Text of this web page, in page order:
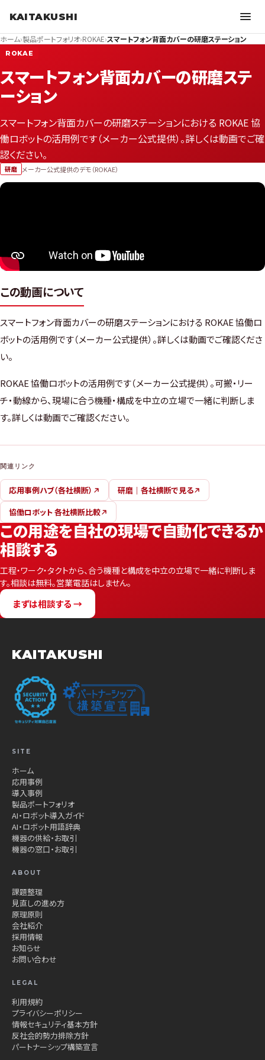
KAITAKUSHI
ホーム›製品ポートフォリオ›ROKAE›スマートフォン背面カバーの研磨ステーション
ROKAE
スマートフォン背面カバーの研磨ステ
ーション
スマートフォン背面カバーの研磨ステーションにおける ROKAE 協
働ロボットの活用例です（メーカー公式提供）。詳しくは動画でご確
認ください。
研磨 メーカー公式提供のデモ（ROKAE）
この動画について
スマートフォン背面カバーの研磨ステーションにおける ROKAE 協働ロ
ボットの活用例です（メーカー公式提供）。詳しくは動画でご確認くださ
い。
ROKAE 協働ロボットの活用例です（メーカー公式提供）。可搬・リー
チ・動線から、現場に合う機種・構成を中立の立場で一緒に判断しま
す。詳しくは動画でご確認ください。
関連リンク
応用事例ハブ（各社横断）
研磨｜各社横断で見る
協働ロボット 各社横断比較
この用途を自社の現場で自動化できるか
相談する
工程・ワーク・タクトから、合う機種と構成を中立の立場で一緒に判断しま
す。相談は無料。営業電話はしません。
まずは相談する →
KAITAKUSHI
SITE
ホーム
応用事例
導入事例
製品ポートフォリオ
AI・ロボット導入ガイド
AI・ロボット用語辞典
機器の供給・お取引
機器の窓口・お取引
ABOUT
課題整理
見直しの進め方
原理原則
会社紹介
採用情報
お知らせ
お問い合わせ
LEGAL
利用規約
プライバシーポリシー
情報セキュリティ基本方針
反社会的勢力排除方針
パートナーシップ構築宣言